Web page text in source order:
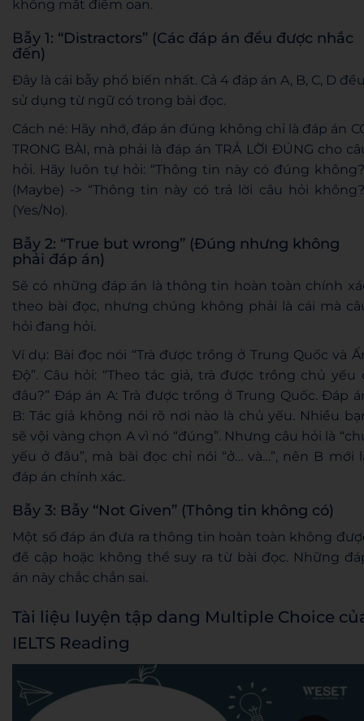
không mất điểm oan.
Bẫy 1: “Distractors” (Các đáp án đều được nhắc
đến)
Đây là cái bẫy phổ biến nhất. Cả 4 đáp án A, B, C, D
sử dụng từ ngữ có trong bài đọc.
Cách né: Hãy nhớ, đáp án đúng không chỉ là đáp án
TRONG BÀI, mà phải là đáp án TRẢ LỜI ĐÚNG cho
hỏi. Hãy luôn tự hỏi: “Thông tin này có đúng
(Maybe) -> “Thông tin này có trả lời câu hỏi
(Yes/No).
Bẫy 2: “True but wrong” (Đúng nhưng không
phải đáp án)
Sẽ có những đáp án là thông tin hoàn toàn chính
theo bài đọc, nhưng chúng không phải là cái mà
hỏi đang hỏi.
Ví dụ: Bài đọc nói “Trà được trồng ở Trung Quốc và
Độ”. Câu hỏi: “Theo tác giả, trà được trồng chủ yếu
đâu?” Đáp án A: Trà được trồng ở Trung Quốc. Đáp
B: Tác giả không nói rõ nơi nào là chủ yếu. Nhiều
sẽ vội vàng chọn A vì nó “đúng”. Nhưng câu hỏi là
yếu ở đâu”, mà bài đọc chỉ nói “ở… và…”, nên B mới
đáp án chính xác.
Bẫy 3: Bẫy “Not Given” (Thông tin không có)
Một số đáp án đưa ra thông tin hoàn toàn không
đề cập hoặc không thể suy ra từ bài đọc. Những
án này chắc chắn sai.
Tài liệu luyện tập dang Multiple Choice
IELTS Reading